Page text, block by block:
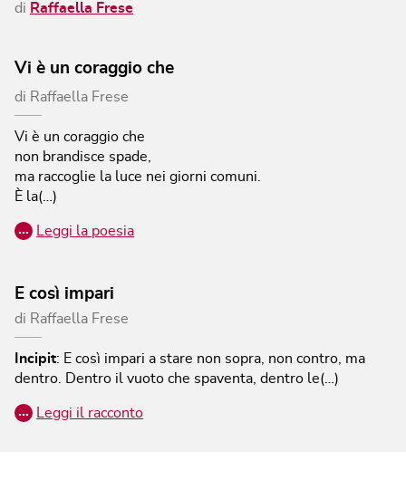
di Raffaella Frese
Vi è un coraggio che
di Raffaella Frese
Vi è un coraggio che
non brandisce spade,
ma raccoglie la luce nei giorni comuni.
È la(…)
… Leggi la poesia
E così impari
di Raffaella Frese
Incipit: E così impari a stare non sopra, non contro, ma
dentro. Dentro il vuoto che spaventa, dentro le(…)
… Leggi il racconto